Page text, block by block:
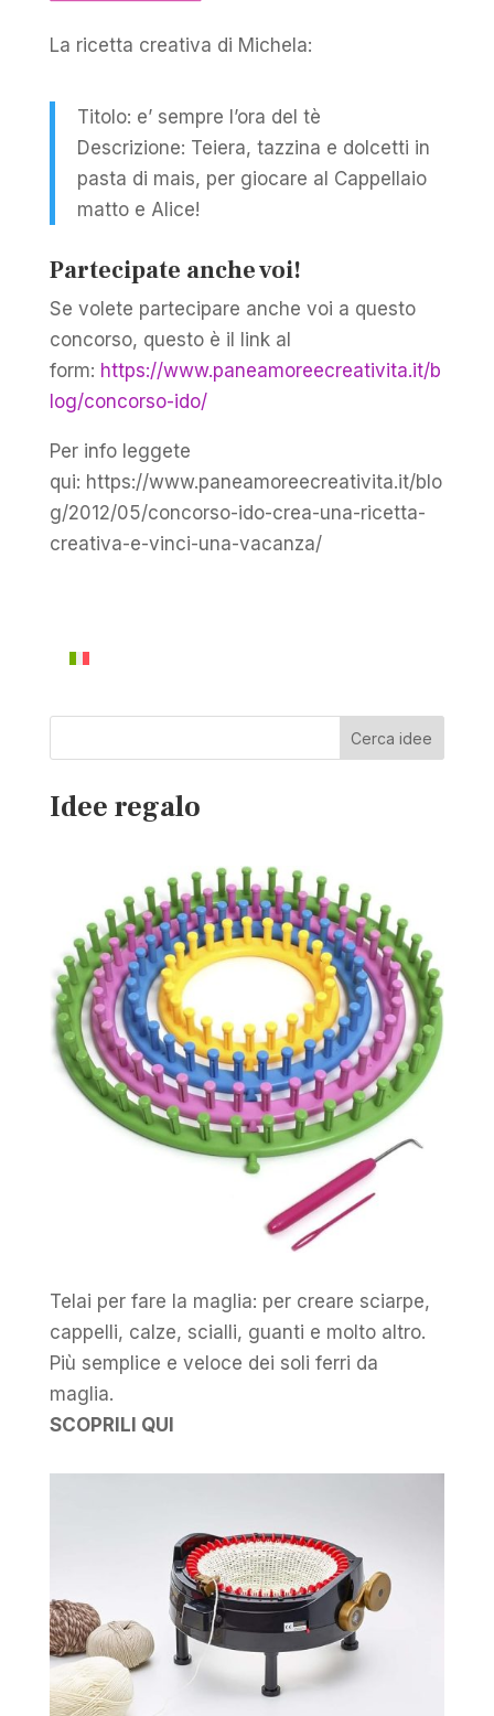
La ricetta creativa di Michela:
Titolo: e’ sempre l’ora del tè
Descrizione: Teiera, tazzina e dolcetti in
pasta di mais, per giocare al Cappellaio
matto e Alice!
Partecipate anche voi!
Se volete partecipare anche voi a questo
concorso, questo è il link al
form: https://www.paneamoreecreativita.it/b
log/concorso-ido/
Per info leggete
qui: https://www.paneamoreecreativita.it/blo
g/2012/05/concorso-ido-crea-una-ricetta-
creativa-e-vinci-una-vacanza/
Cerca idee
Idee regalo
Telai per fare la maglia: per creare sciarpe,
cappelli, calze, scialli, guanti e molto altro.
Più semplice e veloce dei soli ferri da
maglia.
SCOPRILI QUI